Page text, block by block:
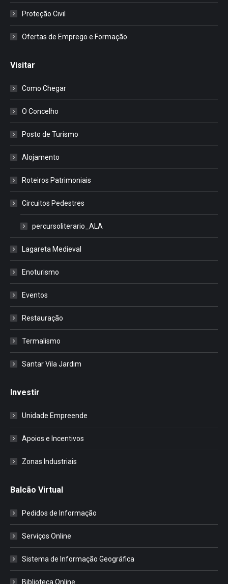
Proteção Civil
Ofertas de Emprego e Formação
Visitar
Como Chegar
O Concelho
Posto de Turismo
Alojamento
Roteiros Patrimoniais
Circuitos Pedestres
percursoliterario_ALA
Lagareta Medieval
Enoturismo
Eventos
Restauração
Termalismo
Santar Vila Jardim
Investir
Unidade Empreende
Apoios e Incentivos
Zonas Industriais
Balcão Virtual
Pedidos de Informação
Serviços Online
Sistema de Informação Geográfica
Biblioteca Online